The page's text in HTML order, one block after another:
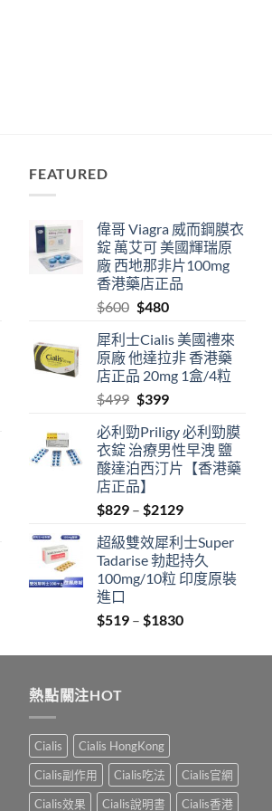
FEATURED
偉哥 Viagra 威而鋼膜衣
錠 萬艾可 美國輝瑞原
廠 西地那非片100mg
香港藥店正品
$600 Original
was:
$600.
$480Current
is:
$480.
犀利士Cialis 美國禮來
原廠 他達拉非 香港藥
店正品 20mg 1盒/4粒
$499 Original
was:
$499.
$399Current
is:
$399.
必利勁Priligy 必利勁膜
衣錠 治療男性早洩 鹽
酸達泊西汀片【香港藥
店正品】
$829 – $2129Price
$829
through
$2129
超級雙效犀利士Super
Tadarise 勃起持久
100mg/10粒 印度原裝
進口
$519 – $1830Price
$519
熱點關注HOT
Cialis
Cialis HongKong
Cialis副作用
Cialis吃法
Cialis官網
Cialis效果
Cialis說明書
Cialis香港